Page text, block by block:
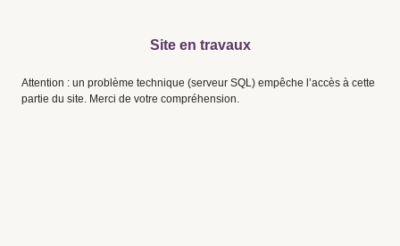
Site en travaux
Attention : un problème technique (serveur SQL) empêche l’accès à cette
partie du site. Merci de votre compréhension.